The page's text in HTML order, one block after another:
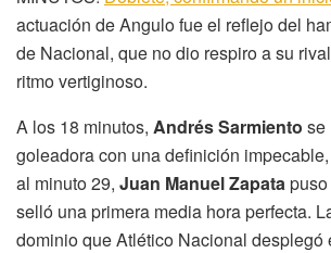
actuación de Angulo fue el reflejo del
de Nacional, que no dio respiro a su
ritmo vertiginoso.
A los 18 minutos, Andrés Sarmiento se
goleadora con una definición
al minuto 29, Juan Manuel Zapata
selló una primera media hora perfecta.
dominio que Atlético Nacional desplegó